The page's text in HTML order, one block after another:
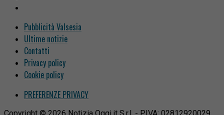
Pubblicità Valsesia
Ultime notizie
Contatti
Privacy policy
Cookie policy
PREFERENZE PRIVACY